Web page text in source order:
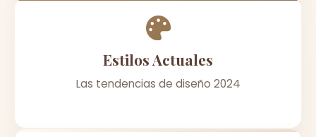
Estilos Actuales
Las tendencias de diseño 2024